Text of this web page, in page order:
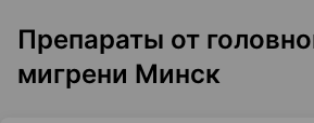
Препараты от
мигрени Минск